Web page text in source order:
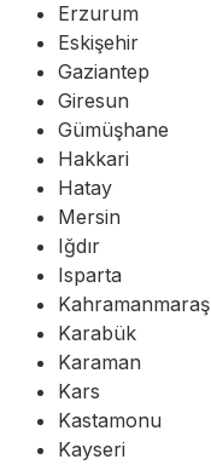
Erzurum
Eskişehir
Gaziantep
Giresun
Gümüşhane
Hakkari
Hatay
Mersin
Iğdır
Isparta
Kahramanmaraş
Karabük
Karaman
Kars
Kastamonu
Kayseri